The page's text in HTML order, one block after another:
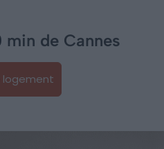
min de Cannes
logement